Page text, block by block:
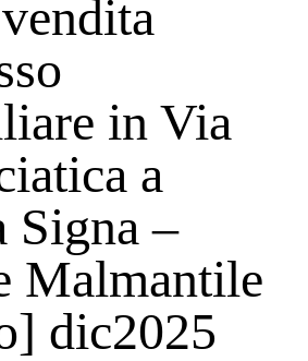
in Via
a
Signa –
Malmantile
dic2025